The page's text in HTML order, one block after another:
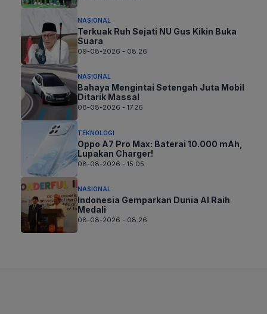
NASIONAL
Terkuak Ruh Sejati NU Gus Kikin Buka
Suara
09-08-2026 - 08.26
NASIONAL
Bahaya Mengintai Setengah Juta Mobil
Ditarik Massal
08-08-2026 - 17.26
TEKNOLOGI
Oppo A7 Pro Max: Baterai 10.000 mAh,
Lupakan Charger!
08-08-2026 - 15.05
NASIONAL
Indonesia Gemparkan Dunia AI Raih
Medali
08-08-2026 - 08.26